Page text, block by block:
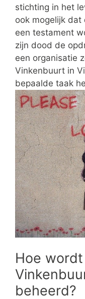
stichting in het
ook mogelijk dat
een testament
zijn dood de
een organisatie
Vinkenbuurt in
bepaalde taak
Hoe
beheerd?